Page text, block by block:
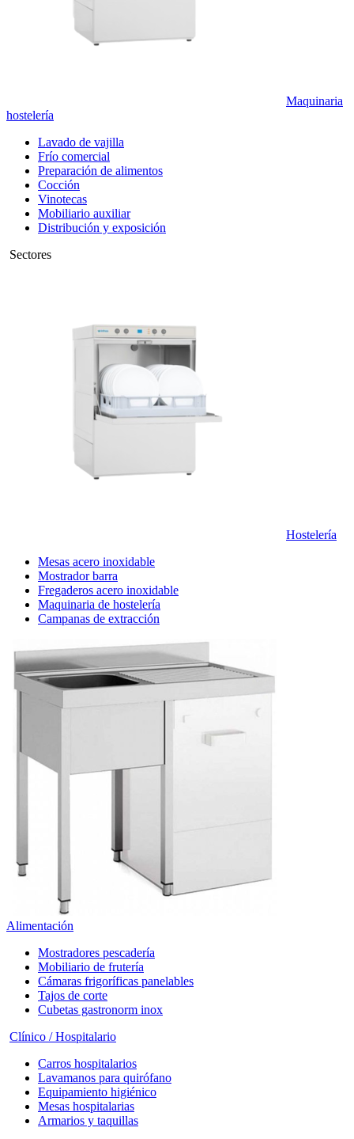
Maquinaria
hostelería
Lavado de vajilla
Frío comercial
Preparación de alimentos
Cocción
Vinotecas
Mobiliario auxiliar
Distribución y exposición
Sectores
Hostelería
Mesas acero inoxidable
Mostrador barra
Fregaderos acero inoxidable
Maquinaria de hostelería
Campanas de extracción
Alimentación
Mostradores pescadería
Mobiliario de frutería
Cámaras frigoríficas panelables
Tajos de corte
Cubetas gastronorm inox
Clínico / Hospitalario
Carros hospitalarios
Lavamanos para quirófano
Equipamiento higiénico
Mesas hospitalarias
Armarios y taquillas